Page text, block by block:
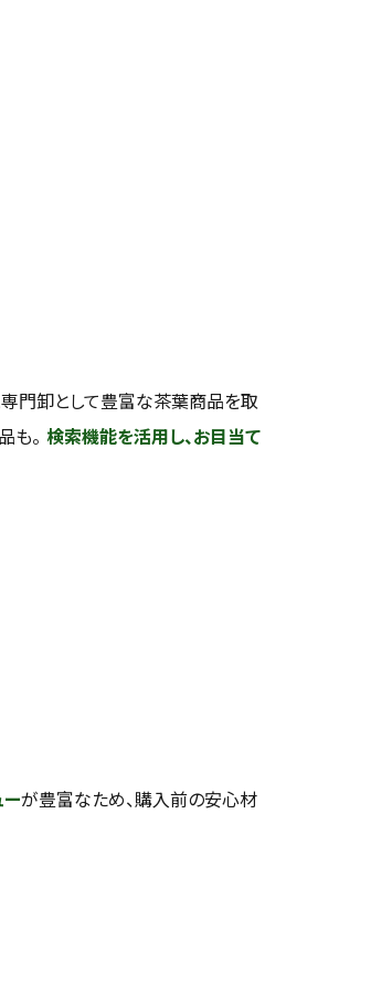
門卸として豊富な茶葉商品を取
も。検索機能を活用し、お目当て
が豊富なため、購入前の安心材